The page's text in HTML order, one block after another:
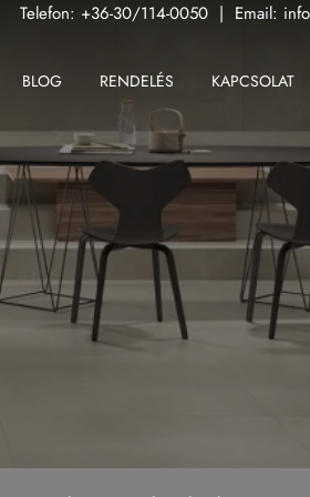
Telefon: +36-30/114-0050 | Email:
Fürdőszoba
Konyha
Kültér
BLOG RENDELÉS KAPCSOLAT